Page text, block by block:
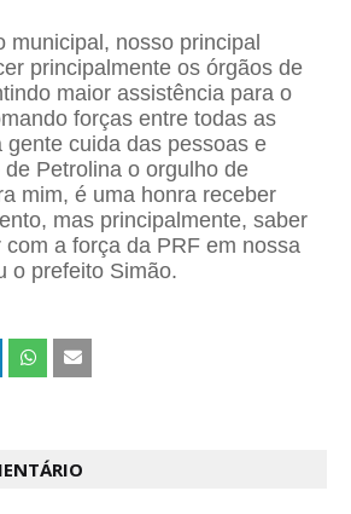
municipal, nosso principal
principalmente os órgãos de
maior assistência para o
forças entre todas as
gente cuida das pessoas e
Petrolina o orgulho de
mim, é uma honra receber
mas principalmente, saber
a força da PRF em nossa
o prefeito Simão.